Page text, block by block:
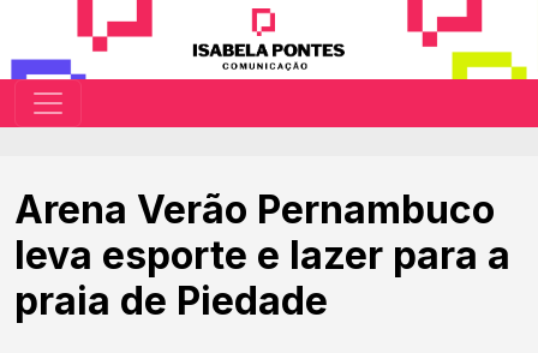
Arena Verão Pernambuco
leva esporte e lazer para a
praia de Piedade